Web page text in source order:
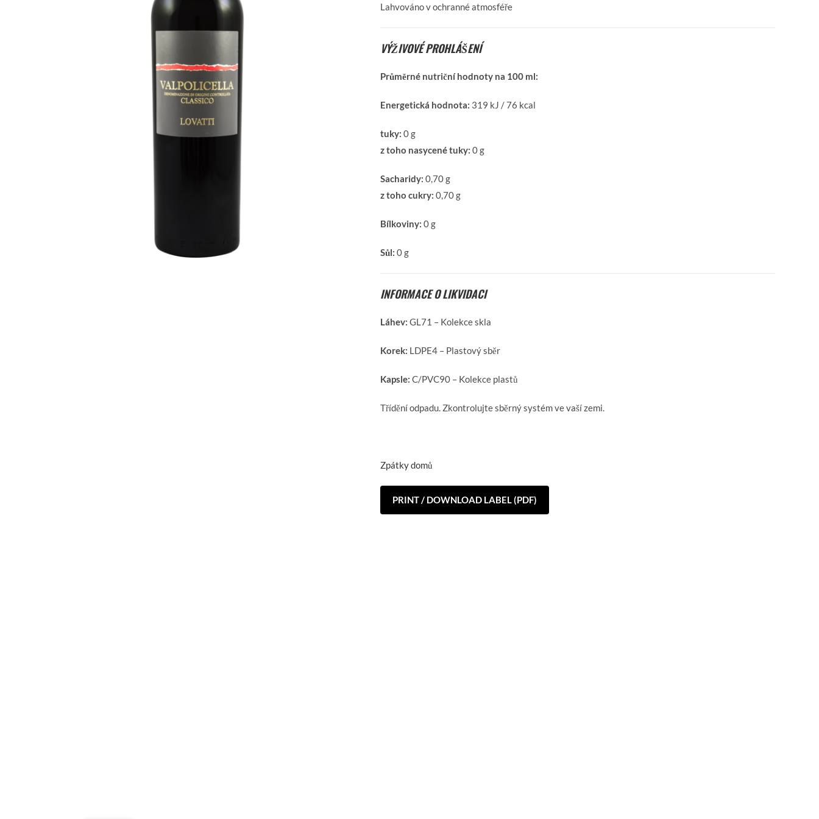
Lahvováno v ochranné atmosféře
VÝŽIVOVÉ PROHLÁŠENÍ
Průměrné nutriční hodnoty na 100 ml:
Energetická hodnota: 319 kJ / 76 kcal
tuky: 0 g
z toho nasycené tuky: 0 g
Sacharidy: 0,70 g
z toho cukry: 0,70 g
Bílkoviny: 0 g
Sůl: 0 g
INFORMACE O LIKVIDACI
Láhev: GL71 – Kolekce skla
Korek: LDPE4 – Plastový sběr
Kapsle: C/PVC90 – Kolekce plastů
Třídění odpadu. Zkontrolujte sběrný systém ve vaší zemi.
Zpátky domů
PRINT / DOWNLOAD LABEL (PDF)